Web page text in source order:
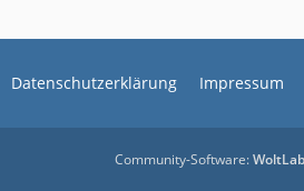
Datenschutzerklärung Impressum
Community-Software: